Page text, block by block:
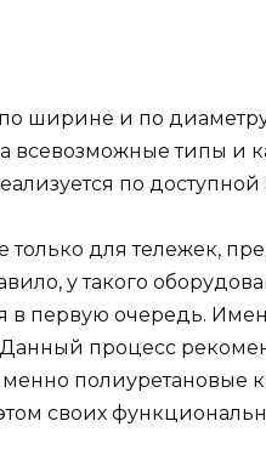
по ширине и по
всевозможные типы и
по доступной
только для тележек,
у такого
в первую очередь.
процесс
полиуретановые
своих